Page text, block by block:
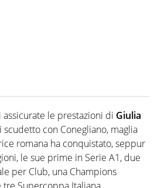
le prestazioni di Giulia
scudetto con Conegliano, maglia
romana ha conquistato, seppur
le sue prime in Serie A1, due
per Club, una Champions